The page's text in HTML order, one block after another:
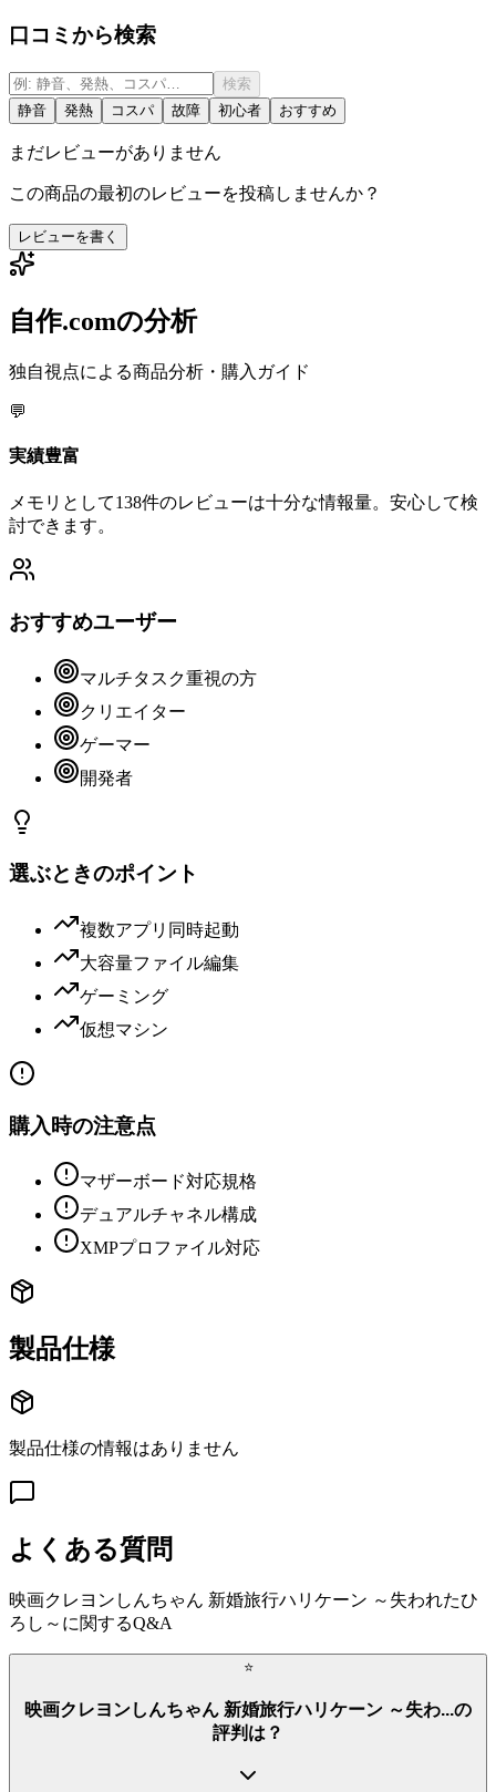
口コミから検索
検索
静音
発熱 コスパ 故障 初心者 おすすめ
まだレビューがありません
この商品の最初のレビューを投稿しませんか？
レビューを書く
自作.comの分析
独自視点による商品分析・購入ガイド
💬
実績豊富
メモリとして138件のレビューは十分な情報量。安心して検
討できます。
おすすめユーザー
マルチタスク重視の方
クリエイター
ゲーマー
開発者
選ぶときのポイント
複数アプリ同時起動
大容量ファイル編集
ゲーミング
仮想マシン
購入時の注意点
マザーボード対応規格
デュアルチャネル構成
XMPプロファイル対応
製品仕様
製品仕様の情報はありません
よくある質問
映画クレヨンしんちゃん 新婚旅行ハリケーン ～失われたひ
ろし～ に関するQ&A
⭐
映画クレヨンしんちゃん 新婚旅行ハリケーン ～失わ...の
評判は？